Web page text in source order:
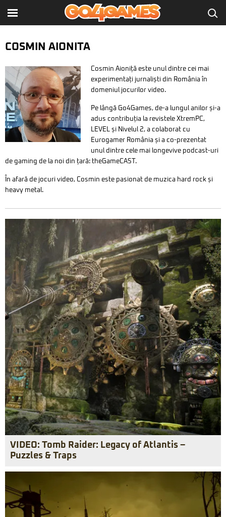
COSMIN AIONITA
Cosmin Aioniță este unul dintre cei mai
experimentați jurnaliști din România în
domeniul jocurilor video.
Pe lângă Go4Games, de-a lungul anilor și-a
adus contribuția la revistele XtremPC,
LEVEL și Nivelul 2, a colaborat cu
Eurogamer România și a co-prezentat
unul dintre cele mai longevive podcast-uri
de gaming de la noi din țară: theGameCAST.
În afară de jocuri video, Cosmin este pasionat de muzica hard rock și
heavy metal.
VIDEO: Tomb Raider: Legacy of Atlantis –
Puzzles & Traps